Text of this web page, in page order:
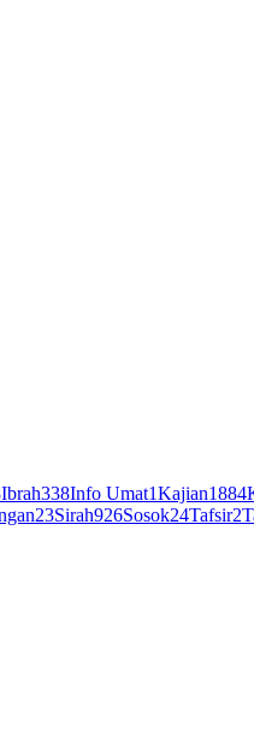
Ibrah338Info Umat1Kajian1884
23Sirah926Sosok24Tafsir2